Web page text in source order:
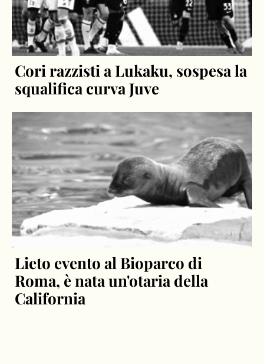
Cori razzisti a Lukaku, sospesa la
squalifica curva Juve
Lieto evento al Bioparco di
Roma, è nata un'otaria della
California